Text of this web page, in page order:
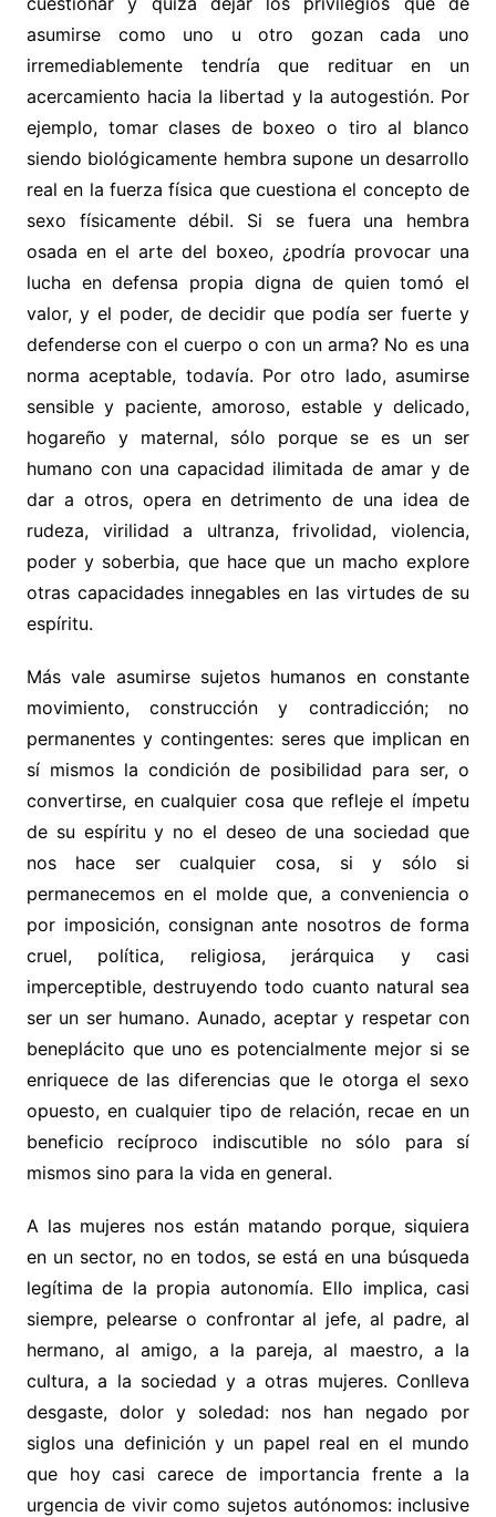
asumirse como uno u otro gozan cada uno
irremediablemente tendría que redituar en un
acercamiento hacia la libertad y la autogestión. Por
ejemplo, tomar clases de boxeo o tiro al blanco
siendo biológicamente hembra supone un desarrollo
real en la fuerza física que cuestiona el concepto de
sexo físicamente débil. Si se fuera una hembra
osada en el arte del boxeo, ¿podría provocar una
lucha en defensa propia digna de quien tomó el
valor, y el poder, de decidir que podía ser fuerte y
defenderse con el cuerpo o con un arma? No es una
norma aceptable, todavía. Por otro lado, asumirse
sensible y paciente, amoroso, estable y delicado,
hogareño y maternal, sólo porque se es un ser
humano con una capacidad ilimitada de amar y de
dar a otros, opera en detrimento de una idea de
rudeza, virilidad a ultranza, frivolidad, violencia,
poder y soberbia, que hace que un macho explore
otras capacidades innegables en las virtudes de su
espíritu.
Más vale asumirse sujetos humanos en constante
movimiento, construcción y contradicción; no
permanentes y contingentes: seres que implican en
sí mismos la condición de posibilidad para ser, o
convertirse, en cualquier cosa que refleje el ímpetu
de su espíritu y no el deseo de una sociedad que
nos hace ser cualquier cosa, si y sólo si
permanecemos en el molde que, a conveniencia o
por imposición, consignan ante nosotros de forma
cruel, política, religiosa, jerárquica y casi
imperceptible, destruyendo todo cuanto natural sea
ser un ser humano. Aunado, aceptar y respetar con
beneplácito que uno es potencialmente mejor si se
enriquece de las diferencias que le otorga el sexo
opuesto, en cualquier tipo de relación, recae en un
beneficio recíproco indiscutible no sólo para sí
mismos sino para la vida en general.
A las mujeres nos están matando porque, siquiera
en un sector, no en todos, se está en una búsqueda
legítima de la propia autonomía. Ello implica, casi
siempre, pelearse o confrontar al jefe, al padre, al
hermano, al amigo, a la pareja, al maestro, a la
cultura, a la sociedad y a otras mujeres. Conlleva
desgaste, dolor y soledad: nos han negado por
siglos una definición y un papel real en el mundo
que hoy casi carece de importancia frente a la
urgencia de vivir como sujetos autónomos: inclusive